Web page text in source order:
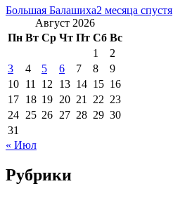
Большая Балашиха2 месяца спустя
Август 2026
Пн Вт Ср Чт Пт Сб Вс
1
2
3
4 5 6 7 8
9
10 11 12 13 14 15 16
17 18 19 20 21 22 23
24 25 26 27 28 29 30
31
« Июл
Рубрики